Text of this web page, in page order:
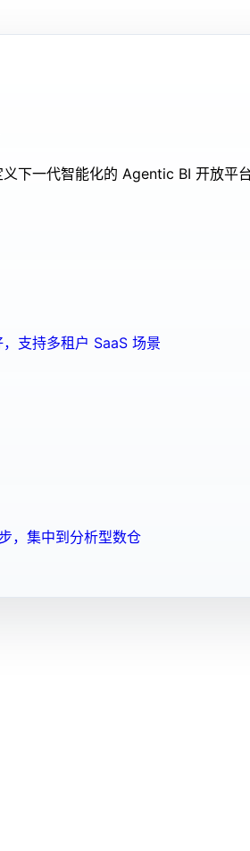
下一代智能化的 Agentic BI 开放平
支持多租户 SaaS 场景
，集中到分析型数仓